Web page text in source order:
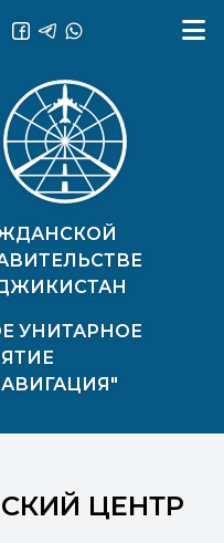
УНИТАРНОЕ
ЦЕНТР